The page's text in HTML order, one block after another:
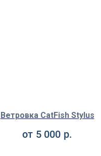
Ветровка CatFish Stylus
от 5 000 р.